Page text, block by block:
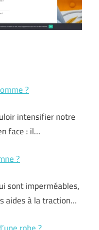
?
intensifier notre
face : il…
?
sont imperméables,
aides à la traction…